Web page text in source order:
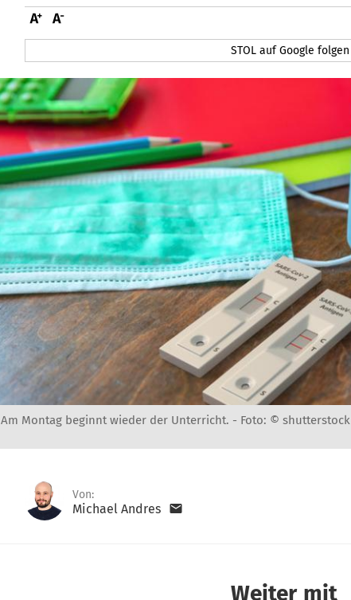
STOL auf Google folgen
Am Montag beginnt wieder der Unterricht. - Foto: © shutterstock
Von:
Michael Andres